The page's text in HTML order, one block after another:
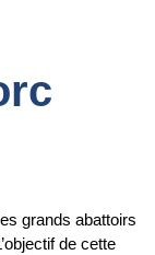
grands abattoirs
de cette